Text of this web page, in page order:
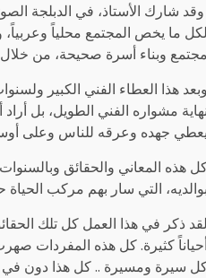
وقد شارك الأستاذ، في الدبلجة
لكل ما يخص المجتمع محلياً
مجتمع وبناء أسرة صحيحة، من
وبعد هذا العطاء الفني الكبير
نهاية مشواره الفني الطويل، بل
يعطي جهده وعرقه للناس وعلى
هذه المعاني والحقائق
بوالديه، التي سار بهم مركب الحياة
كثيرة. كل هذه المفردات
سيرة ومسيرة .. كل هذا دون في